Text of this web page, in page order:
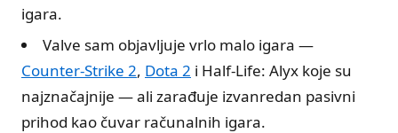
igara.
Valve sam objavljuje vrlo malo igara —
Counter-Strike 2, Dota 2 i Half-Life: Alyx koje su
najznačajnije — ali zarađuje izvanredan pasivni
prihod kao čuvar računalnih igara.